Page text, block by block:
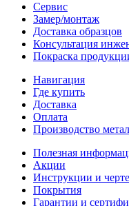
Сервис
Замер/монтаж
Доставка образцов
Консультация
Покраска
Навигация
Где купить
Доставка
Оплата
Производство
Полезная
Акции
Инструкции и
Покрытия
Гарантии и